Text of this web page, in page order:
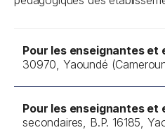
Pour les enseignantes et
30970, Yaoundé
Pour les enseignantes et
secondaires, B.P. 16185,